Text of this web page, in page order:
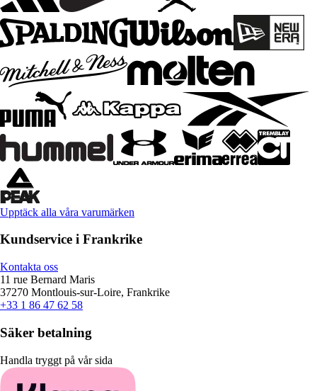
Upptäck alla våra varumärken
Kundservice i Frankrike
Kontakta oss
11 rue Bernard Maris
37270 Montlouis-sur-Loire, Frankrike
+33 1 86 47 62 58
Säker betalning
Handla tryggt på vår sida